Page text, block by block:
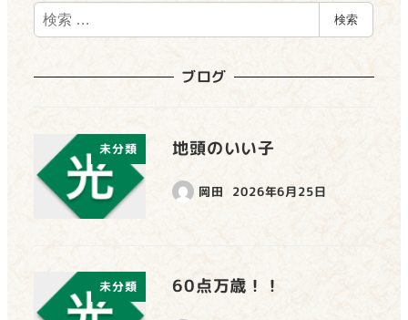
検
索
検索
ブログ
未分類 地頭のいい子
岡田 2026年6月25日
未分類 60点万歳！！